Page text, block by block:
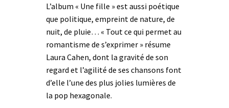
L’album « Une fille » est aussi poétique
que politique, empreint de nature, de
nuit, de pluie… « Tout ce qui permet au
romantisme de s’exprimer » résume
Laura Cahen, dont la gravité de son
regard et l’agilité de ses chansons font
d’elle l’une des plus jolies lumières de
la pop hexagonale.